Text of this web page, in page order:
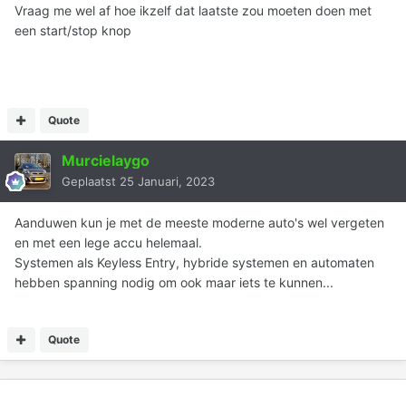
Vraag me wel af hoe ikzelf dat laatste zou moeten doen met
een start/stop knop
Quote
Murcielaygo
Geplaatst 25 Januari, 2023
Aanduwen kun je met de meeste moderne auto's wel vergeten
en met een lege accu helemaal.
Systemen als Keyless Entry, hybride systemen en automaten
hebben spanning nodig om ook maar iets te kunnen...
Quote